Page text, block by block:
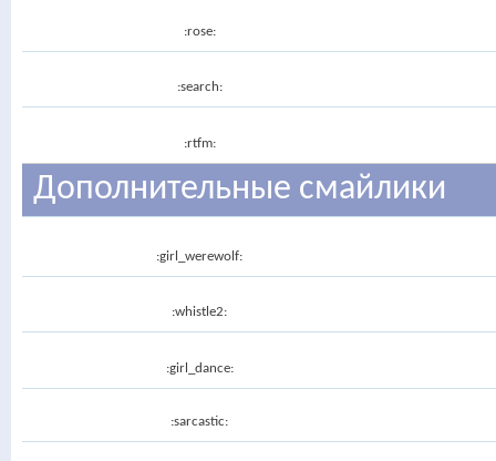
:rose:
:search:
:rtfm:
Дополнительные смайлики
:girl_werewolf:
:whistle2:
:girl_dance:
:sarcastic: